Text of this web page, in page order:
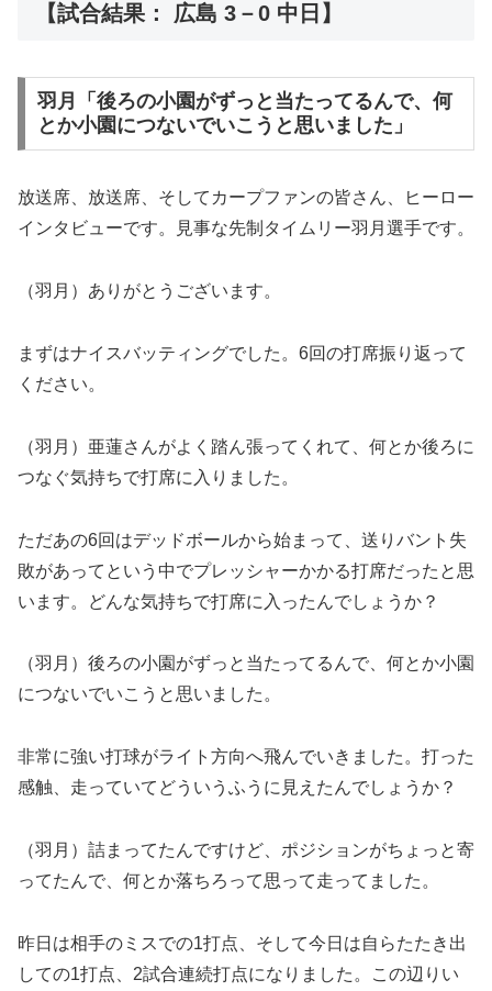
【試合結果： 広島 3－0 中日】
羽月「後ろの小園がずっと当たってるんで、何
とか小園につないでいこうと思いました」
放送席、放送席、そしてカープファンの皆さん、ヒーロー
インタビューです。見事な先制タイムリー羽月選手です。
（羽月）ありがとうございます。
まずはナイスバッティングでした。6回の打席振り返って
ください。
（羽月）亜蓮さんがよく踏ん張ってくれて、何とか後ろに
つなぐ気持ちで打席に入りました。
ただあの6回はデッドボールから始まって、送りバント失
敗があってという中でプレッシャーかかる打席だったと思
います。どんな気持ちで打席に入ったんでしょうか？
（羽月）後ろの小園がずっと当たってるんで、何とか小園
につないでいこうと思いました。
非常に強い打球がライト方向へ飛んでいきました。打った
感触、走っていてどういうふうに見えたんでしょうか？
（羽月）詰まってたんですけど、ポジションがちょっと寄
ってたんで、何とか落ちろって思って走ってました。
昨日は相手のミスでの1打点、そして今日は自らたたき出
しての1打点、2試合連続打点になりました。この辺りい